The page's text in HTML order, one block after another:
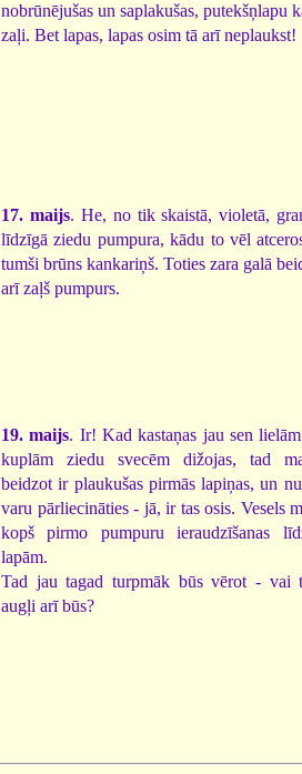
nobrūnējušas un saplakušas, putekšņlapu
zaļi. Bet lapas, lapas osim tā arī neplaukst!
17. maijs. He, no tik skaistā, violetā,
līdzīgā ziedu pumpura, kādu to vēl
tumši brūns kankariņš. Toties zara galā
arī zaļš pumpurs.
19. maijs. Ir! Kad kastaņas jau sen
kuplām ziedu svecēm dižojas, tad
beidzot ir plaukušas pirmās lapiņas, un
varu pārliecināties - jā, ir tas osis. Vesels
kopš pirmo pumpuru ieraudzīšanas
lapām.
Tad jau tagad turpmāk būs vērot - vai
augļi arī būs?